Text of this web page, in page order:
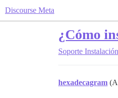
Discourse Meta
¿Cómo
Soporte Instalación
hexadecagram